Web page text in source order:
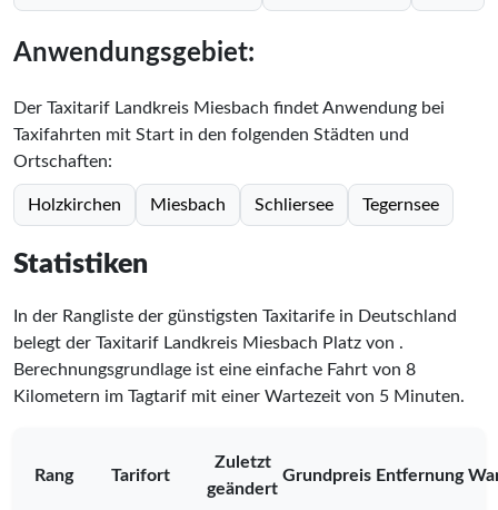
Anwendungsgebiet:
Der Taxitarif Landkreis Miesbach findet Anwendung bei
Taxifahrten mit Start in den folgenden Städten und
Ortschaften:
Holzkirchen Miesbach Schliersee Tegernsee
Statistiken
In der Rangliste der günstigsten Taxitarife in Deutschland
belegt der Taxitarif Landkreis Miesbach Platz von .
Berechnungsgrundlage ist eine einfache Fahrt von 8
Kilometern im Tagtarif mit einer Wartezeit von 5 Minuten.
Rang Tarifort
Zuletzt
geändert
Grundpreis Entfernung